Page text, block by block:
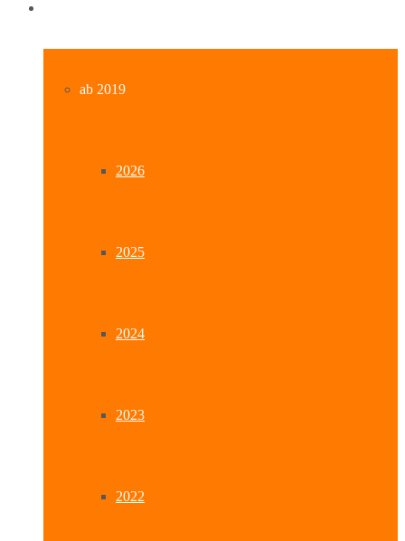
ab 2019
2026
2025
2024
2023
2022